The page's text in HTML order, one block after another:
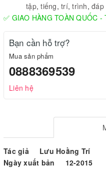
tập,tiếng, trí,trình, đáp
✅ GIAO HÀNG TOÀN QUỐC -
Bạn cần hỗ trợ?
Mua sản phẩm
0888369539
Liên hệ
Tác giả Lưu Hoằng Trí
Ngày xuất bản 12-2015